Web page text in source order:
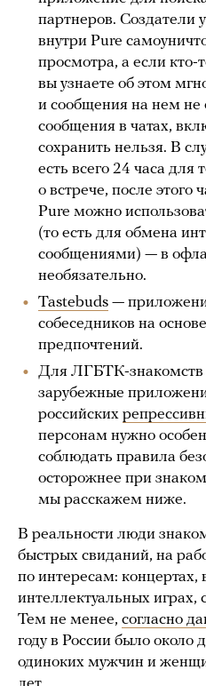
партнеров. Создатели
внутри Pure
просмотра, а если
вы узнаете об этом
и сообщения на нем не
сообщения в чатах,
сохранить нельзя. В
есть всего 24 часа для
о встрече, после этого
Pure можно
(то есть для обмена
сообщениями) — в
необязательно.
Tastebuds —
собеседников на
предпочтений.
Для ЛГБТК-знакомств
зарубежные
российских
персонам нужно
соблюдать правила
осторожнее при
мы расскажем ниже.
В реальности люди
быстрых свиданий, на
по интересам: концертах,
интеллектуальных играх,
Тем не менее, согласно
году в России было около
одиноких мужчин и